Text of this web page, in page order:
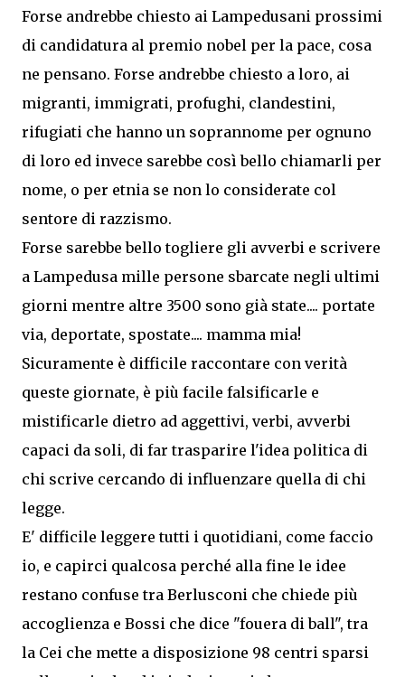
Forse andrebbe chiesto ai Lampedusani prossimi
di candidatura al premio nobel per la pace, cosa
ne pensano. Forse andrebbe chiesto a loro, ai
migranti, immigrati, profughi, clandestini,
rifugiati che hanno un soprannome per ognuno
di loro ed invece sarebbe così bello chiamarli per
nome, o per etnia se non lo considerate col
sentore di razzismo.
Forse sarebbe bello togliere gli avverbi e scrivere
a Lampedusa mille persone sbarcate negli ultimi
giorni mentre altre 3500 sono già state.... portate
via, deportate, spostate.... mamma mia!
Sicuramente è difficile raccontare con verità
queste giornate, è più facile falsificarle e
mistificarle dietro ad aggettivi, verbi, avverbi
capaci da soli, di far trasparire l'idea politica di
chi scrive cercando di influenzare quella di chi
legge.
E' difficile leggere tutti i quotidiani, come faccio
io, e capirci qualcosa perché alla fine le idee
restano confuse tra Berlusconi che chiede più
accoglienza e Bossi che dice "fouera di ball", tra
la Cei che mette a disposizione 98 centri sparsi